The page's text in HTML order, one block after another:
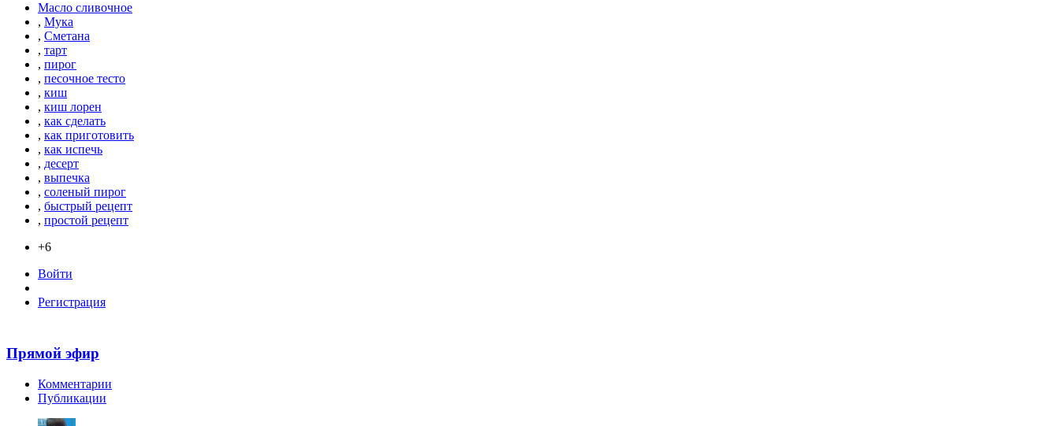
Масло сливочное
, Мука
, Сметана
, тарт
, пирог
, песочное тесто
, киш
, киш лорен
, как сделать
, как приготовить
, как испечь
, десерт
, выпечка
, соленый пирог
, быстрый рецепт
, простой рецепт
+6
Войти
Регистрация
Прямой эфир
Комментарии
Публикации